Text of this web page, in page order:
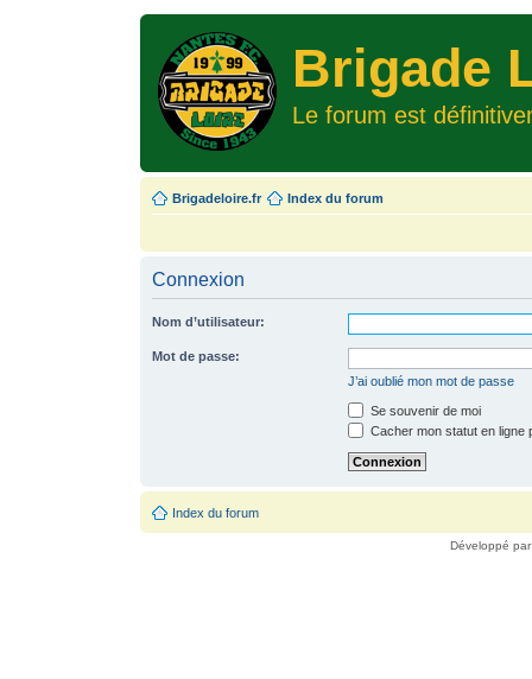
Brigade
Le forum est
Brigadeloire.fr Index du forum
Connexion
Nom d’utilisateur:
Mot de passe:
J’ai oublié mon mot de passe
Se souvenir de moi
Cacher mon statut en ligne
Index du forum
Développé